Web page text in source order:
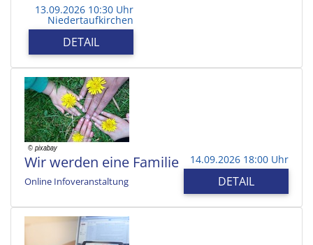
13.09.2026 10:30 Uhr
Niedertaufkirchen
DETAIL
Wir werden eine Familie
Online Infoveranstaltung
14.09.2026 18:00 Uhr
DETAIL